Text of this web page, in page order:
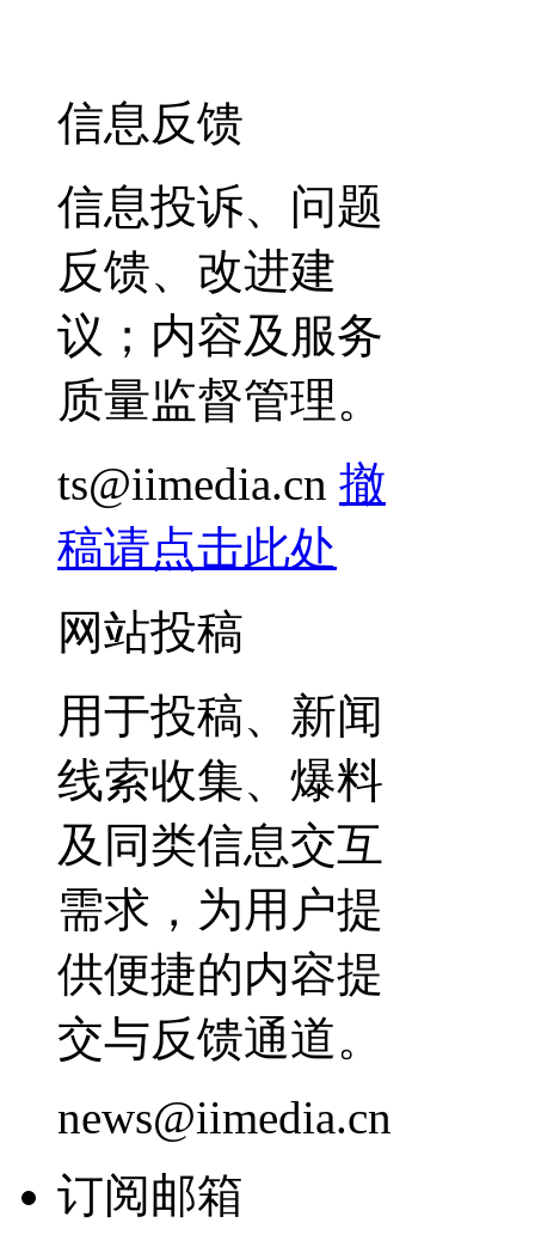
信息反馈
信息投诉、问题
反馈、改进建
议；内容及服务
质量监督管理。
ts@iimedia.cn 撤
稿请点击此处
网站投稿
用于投稿、新闻
线索收集、爆料
及同类信息交互
需求，为用户提
供便捷的内容提
交与反馈通道。
news@iimedia.cn
订阅邮箱